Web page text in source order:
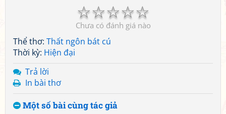
☆
☆
☆
☆
☆
Chưa có đánh giá nào
Thể thơ: Thất ngôn bát cú
Thời kỳ: Hiện đại
Trả lời
In bài thơ
Một số bài cùng tác giả